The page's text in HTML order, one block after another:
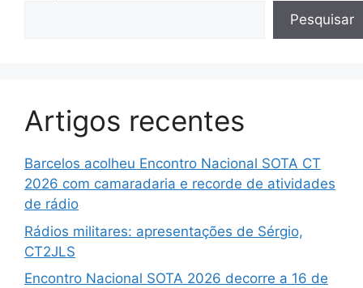
Pesquisar
Artigos recentes
Barcelos acolheu Encontro Nacional SOTA CT
2026 com camaradaria e recorde de atividades
de rádio
Rádios militares: apresentações de Sérgio,
CT2JLS
Encontro Nacional SOTA 2026 decorre a 16 de